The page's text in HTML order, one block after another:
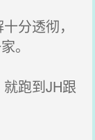
分透彻，
。
跑到JH跟